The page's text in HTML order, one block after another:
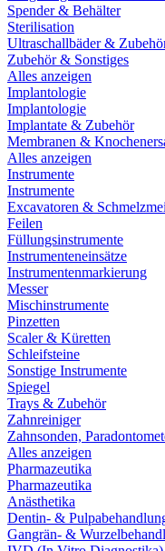
Spender & Behälter
Sterilisation
Ultraschallbäder &
Zubehör & Sonstiges
Alles anzeigen
Implantologie
Implantologie
Implantate & Zubehör
Membranen &
Alles anzeigen
Instrumente
Instrumente
Excavatoren &
Feilen
Füllungsinstrumente
Instrumenteneinsätze
Instrumentenmarkierung
Messer
Mischinstrumente
Pinzetten
Scaler & Küretten
Schleifsteine
Sonstige Instrumente
Spiegel
Trays & Zubehör
Zahnreiniger
Zahnsonden,
Alles anzeigen
Pharmazeutika
Pharmazeutika
Anästhetika
Dentin- &
Gangrän- &